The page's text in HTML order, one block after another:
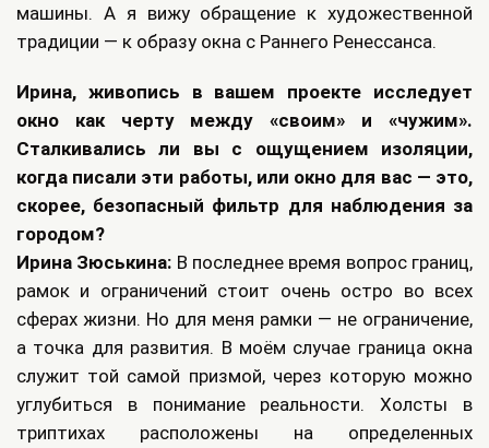
машины. А я вижу обращение к художественной
традиции — к образу окна с Раннего Ренессанса.
Ирина, живопись в вашем проекте исследует
окно как черту между «своим» и «чужим».
Сталкивались ли вы с ощущением изоляции,
когда писали эти работы, или окно для вас — это,
скорее, безопасный фильтр для наблюдения за
городом?
Ирина Зюськина: В последнее время вопрос границ,
рамок и ограничений стоит очень остро во всех
сферах жизни. Но для меня рамки — не ограничение,
а точка для развития. В моём случае граница окна
служит той самой призмой, через которую можно
углубиться в понимание реальности. Холсты в
триптихах расположены на определенных